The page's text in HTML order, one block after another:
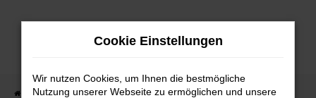
Zum
Startseite Fahrzeugverkauf Finanzierung & Leasing
Cookie Einstellungen
Wir nutzen Cookies, um Ihnen die bestmögliche
Nutzung unserer Webseite zu ermöglichen und unsere